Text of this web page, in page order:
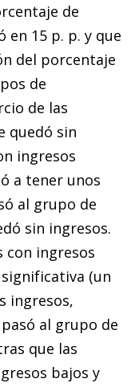
de
en 15 p. p. y que
del porcentaje
de
de las
quedó sin
ingresos
a tener unos
al grupo de
sin ingresos.
con ingresos
(un
ingresos,
al grupo de
que las
bajos y